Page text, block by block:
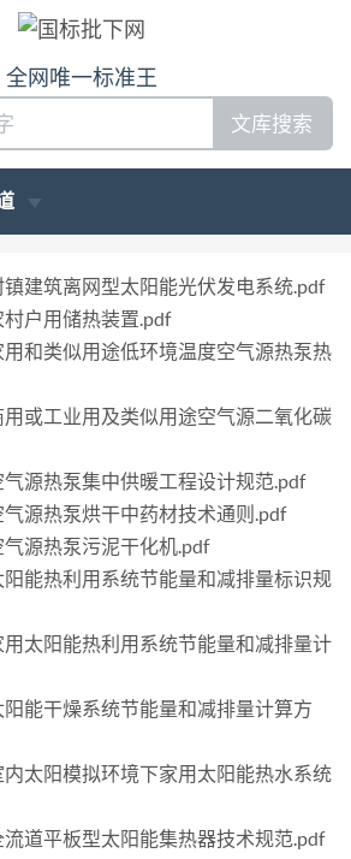
全网唯一标准王
文库搜索
建筑离网型太阳能光伏发电系统.pdf
户用储热装置.pdf
用和类似用途低环境温度空气源热泵热
用或工业用及类似用途空气源二氧化碳
源热泵集中供暖工程设计规范.pdf
源热泵烘干中药材技术通则.pdf
源热泵污泥干化机.pdf
阳能热利用系统节能量和减排量标识规
用太阳能热利用系统节能量和减排量计
能干燥系统节能量和减排量计算方
内太阳模拟环境下家用太阳能热水系统
道平板型太阳能集热器技术规范.pdf